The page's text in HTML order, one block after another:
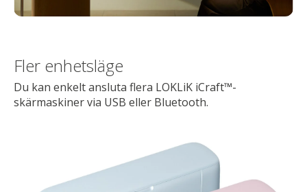
Fler enhetsläge
Du kan enkelt ansluta flera LOKLiK iCraft™-
skärmaskiner via USB eller Bluetooth.